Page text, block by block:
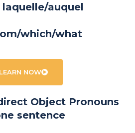
laquelle/auquel
which/what
LEARN NOW
Object Pronouns
sentence